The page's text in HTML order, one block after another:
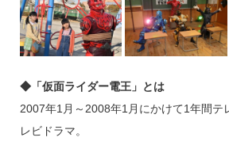
◆「仮面ライダー電王」とは
2007年1月～2008年1月にかけて1年間テ
レビドラマ。